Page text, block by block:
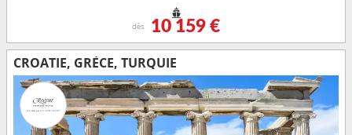
dès 10 159 €
CROATIE, GRÈCE, TURQUIE